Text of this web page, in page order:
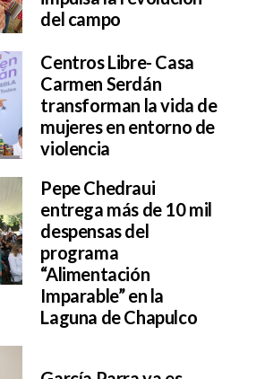
del campo
Centros Libre- Casa
Carmen Serdán
transforman la vida de
mujeres en entorno de
violencia
Pepe Chedraui
entrega más de 10 mil
despensas del
programa
“Alimentación
Imparable” en la
Laguna de Chapulco